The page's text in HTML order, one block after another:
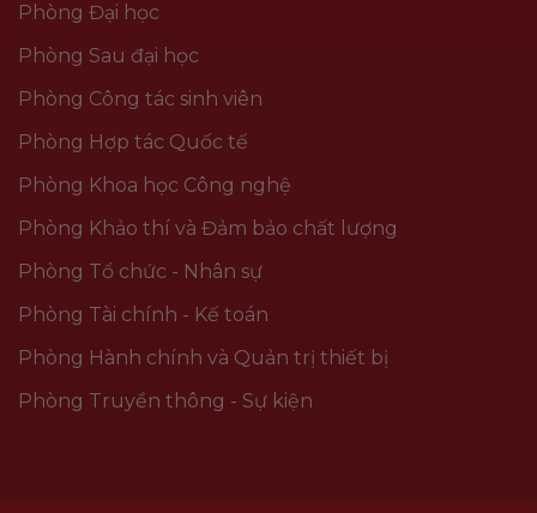
Phòng Đại học
Phòng Sau đại học
Phòng Công tác sinh viên
Phòng Hợp tác Quốc tế
Phòng Khoa học Công nghệ
Phòng Khảo thí và Đảm bảo chất lượng
Phòng Tổ chức - Nhân sự
Phòng Tài chính - Kế toán
Phòng Hành chính và Quản trị thiết bị
Phòng Truyền thông - Sự kiện